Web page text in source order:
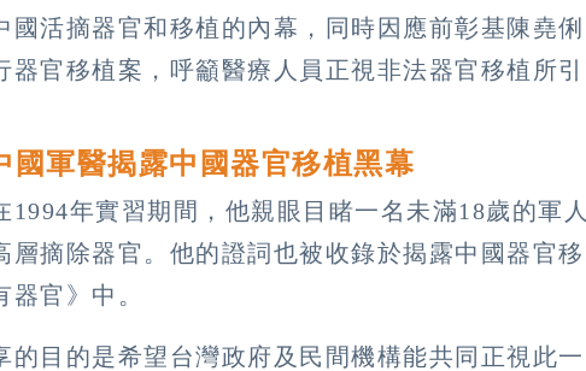
國活摘器官和移植的內幕，同時因應前彰基陳堯俐
官移植案，呼籲醫療人員正視非法器官移植所引
軍醫揭露中國器官移植黑幕
年實習期間，他親眼目睹一名未滿18歲的軍人
層摘除器官。他的證詞也被收錄於揭露中國器官移
官》中。
的目的是希望台灣政府及民間機構能共同正視此一